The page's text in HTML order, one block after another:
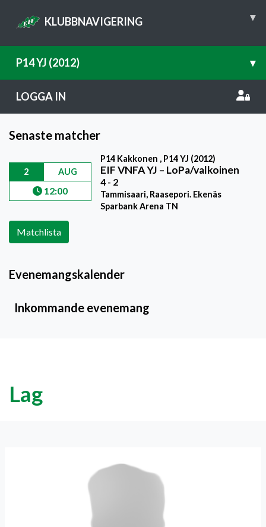
KLUBBNAVIGERING ▾
P14 YJ (2012) ▾
LOGGA IN
Senaste matcher
2 AUG
12:00
P14 Kakkonen , P14 YJ (2012)
EIF VNFA YJ – LoPa/valkoinen
4 - 2
Tammisaari, Raasepori. Ekenäs
Sparbank Arena TN
Matchlista
Evenemangskalender
Inkommande evenemang
Lag